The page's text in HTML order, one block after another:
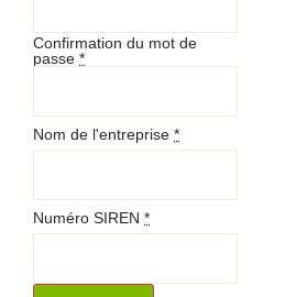
Confirmation du mot de
passe *
Nom de l'entreprise *
Numéro SIREN *